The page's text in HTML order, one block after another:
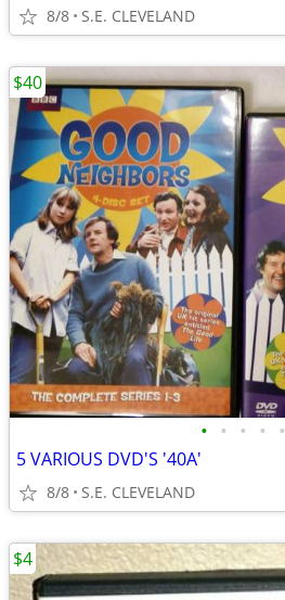
8/8 S.E. CLEVELAND
• • • • •
5 VARIOUS DVD'S '40A'
8/8 S.E. CLEVELAND
$40
$4